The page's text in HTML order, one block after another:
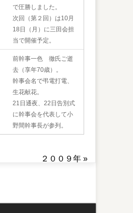
で圧勝しました。
次回（第２回）は10月
18日（月）に三田会担
当で開催予定。
前幹事一色 徹氏ご逝
去（享年70歳）。
幹事会名で弔電打電、
生花献花。
21日通夜、22日告別式
に幹事会を代表して小
野間幹事長が参列。
２００９年 »